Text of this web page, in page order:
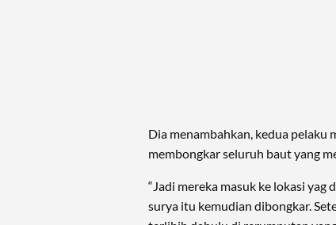
Dia menambahkan, kedua pelaku
membongkar seluruh baut yang
“Jadi mereka masuk ke lokasi
surya itu kemudian dibongkar.